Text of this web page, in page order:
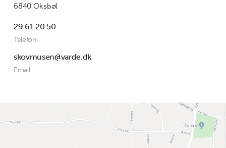
6840 Oksbøl
29 61 20 50
Telefon
skovmusen@varde.dk
Email